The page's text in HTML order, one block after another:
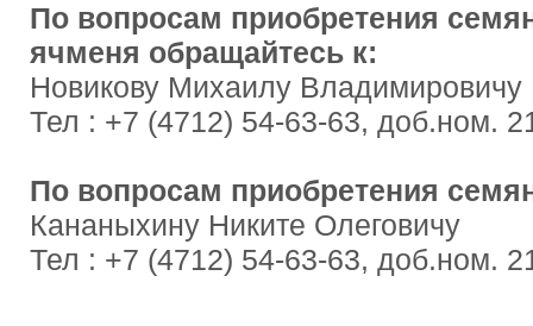
По вопросам приобретения
ячменя обращайтесь к:
Новикову Михаилу Владимировичу
Тел : +7 (4712) 54-63-63, доб.ном.
По вопросам приобретения
Кананыхину Никите Олеговичу
Тел : +7 (4712) 54-63-63, доб.ном.